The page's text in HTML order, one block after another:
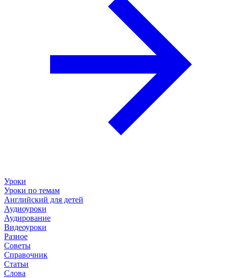
Уроки
Уроки по темам
Английский для детей
Аудиоуроки
Аудирование
Видеоуроки
Разное
Советы
Справочник
Статьи
Слова